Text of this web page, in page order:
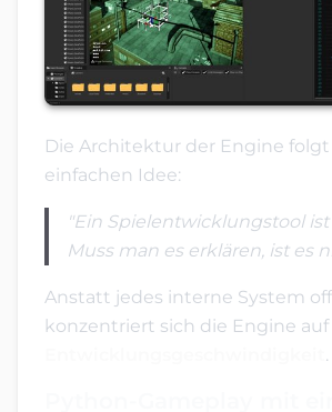
Die Architektur der Engine
einfachen Idee:
"Ein Spielentwicklungstool ist
Muss man es erklären, ist es
Anstatt jedes interne System
konzentriert sich die Engine auf
.